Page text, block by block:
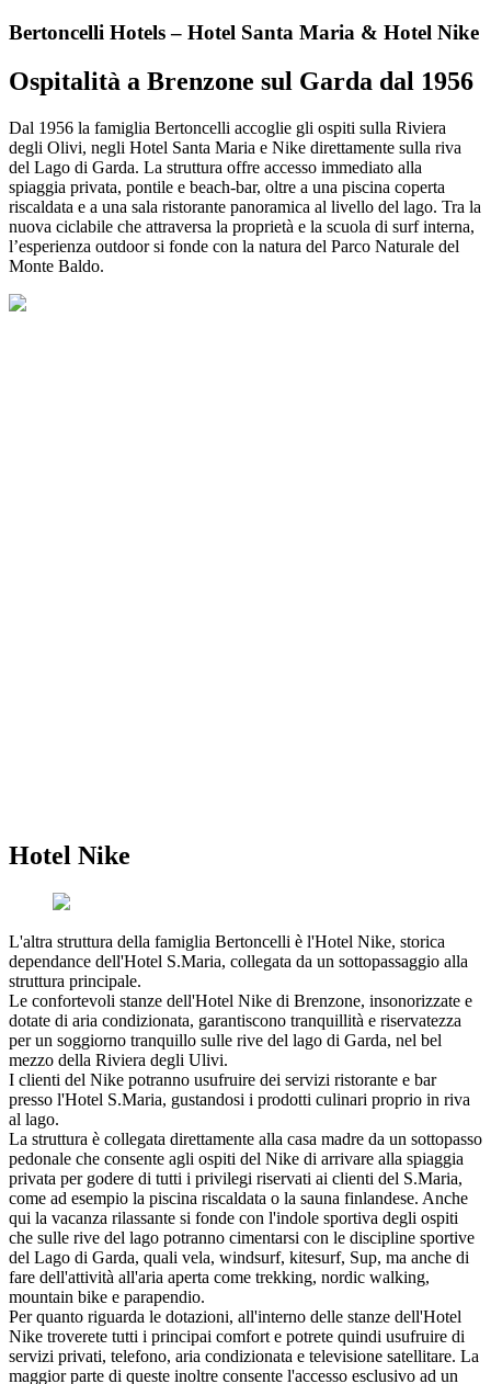
Bertoncelli Hotels – Hotel Santa Maria & Hotel Nike
Ospitalità a Brenzone sul Garda dal 1956
Dal 1956 la famiglia Bertoncelli accoglie gli ospiti sulla Riviera
degli Olivi, negli Hotel Santa Maria e Nike direttamente sulla riva
del Lago di Garda. La struttura offre accesso immediato alla
spiaggia privata, pontile e beach‑bar, oltre a una piscina coperta
riscaldata e a una sala ristorante panoramica al livello del lago. Tra la
nuova ciclabile che attraversa la proprietà e la scuola di surf interna,
l’esperienza outdoor si fonde con la natura del Parco Naturale del
Monte Baldo.
Hotel Nike
L'altra struttura della famiglia Bertoncelli è l'Hotel Nike, storica
dependance dell'Hotel S.Maria, collegata da un sottopassaggio alla
struttura principale.
Le confortevoli stanze dell'Hotel Nike di Brenzone, insonorizzate e
dotate di aria condizionata, garantiscono tranquillità e riservatezza
per un soggiorno tranquillo sulle rive del lago di Garda, nel bel
mezzo della Riviera degli Ulivi.
I clienti del Nike potranno usufruire dei servizi ristorante e bar
presso l'Hotel S.Maria, gustandosi i prodotti culinari proprio in riva
al lago.
La struttura è collegata direttamente alla casa madre da un sottopasso
pedonale che consente agli ospiti del Nike di arrivare alla spiaggia
privata per godere di tutti i privilegi riservati ai clienti del S.Maria,
come ad esempio la piscina riscaldata o la sauna finlandese. Anche
qui la vacanza rilassante si fonde con l'indole sportiva degli ospiti
che sulle rive del lago potranno cimentarsi con le discipline sportive
del Lago di Garda, quali vela, windsurf, kitesurf, Sup, ma anche di
fare dell'attività all'aria aperta come trekking, nordic walking,
mountain bike e parapendio.
Per quanto riguarda le dotazioni, all'interno delle stanze dell'Hotel
Nike troverete tutti i principai comfort e potrete quindi usufruire di
servizi privati, telefono, aria condizionata e televisione satellitare. La
maggior parte di queste inoltre consente l'accesso esclusivo ad un